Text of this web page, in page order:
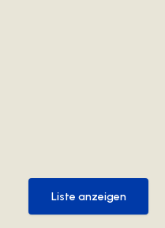
Liste anzeigen
Liste anzeigen